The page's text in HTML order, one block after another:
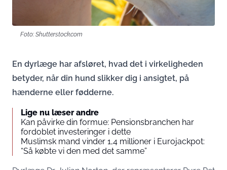
Foto: Shutterstock.com
En dyrlæge har afsløret, hvad det i virkeligheden
betyder, når din hund slikker dig i ansigtet, på
hænderne eller fødderne.
Lige nu læser andre
Kan påvirke din formue: Pensionsbranchen har
fordoblet investeringer i dette
Muslimsk mand vinder 1,4 millioner i Eurojackpot:
“Så købte vi den med det samme”